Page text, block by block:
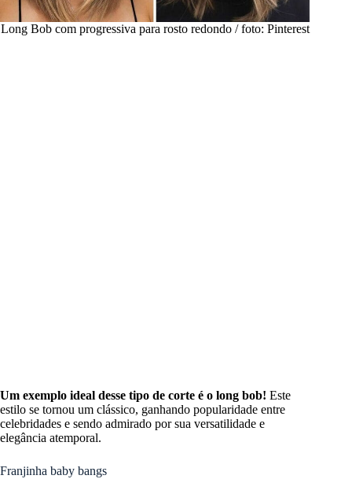
Long Bob com progressiva para rosto redondo / foto: Pinterest
Um exemplo ideal desse tipo de corte é o long bob! Este
estilo se tornou um clássico, ganhando popularidade entre
celebridades e sendo admirado por sua versatilidade e
elegância atemporal.
Franjinha baby bangs